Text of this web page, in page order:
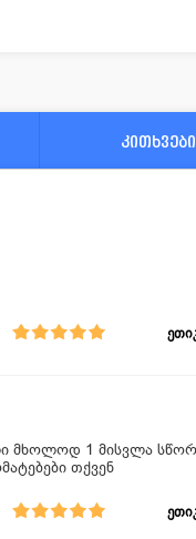
კითხვები
მხოლოდ 1 მისვლა
თქვენ